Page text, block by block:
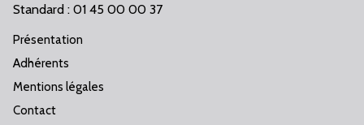
Standard : 01 45 00 00 37
Présentation
Adhérents
Mentions légales
Contact